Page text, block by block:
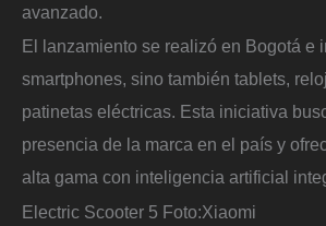
avanzado.
El lanzamiento se realizó en Bogotá e
smartphones, sino también tablets,
patinetas eléctricas. Esta iniciativa
presencia de la marca en el país y
alta gama con inteligencia artificial
Electric Scooter 5 Foto:Xiaomi